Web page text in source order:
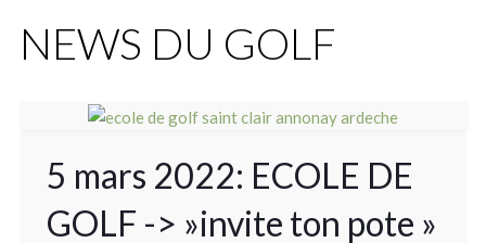
NEWS DU GOLF
5 mars 2022: ECOLE DE
GOLF -> »invite ton pote »